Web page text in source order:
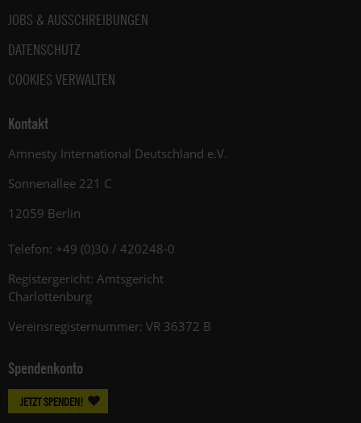
JOBS & AUSSCHREIBUNGEN
DATENSCHUTZ
COOKIES VERWALTEN
Kontakt
Amnesty International Deutschland e.V.
Sonnenallee 221 C
12059 Berlin
Telefon: +49 (0)30 / 420248-0
Registergericht: Amtsgericht
Charlottenburg
Vereinsregisternummer: VR 36372 B
Spendenkonto
JETZT SPENDEN!